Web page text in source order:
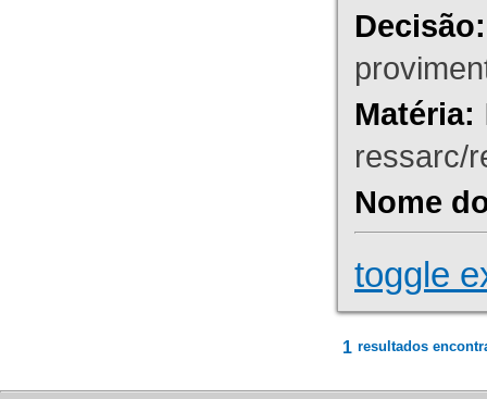
Decisão:
Matéria:
ressarc/
Nome
toggle
1 resultados